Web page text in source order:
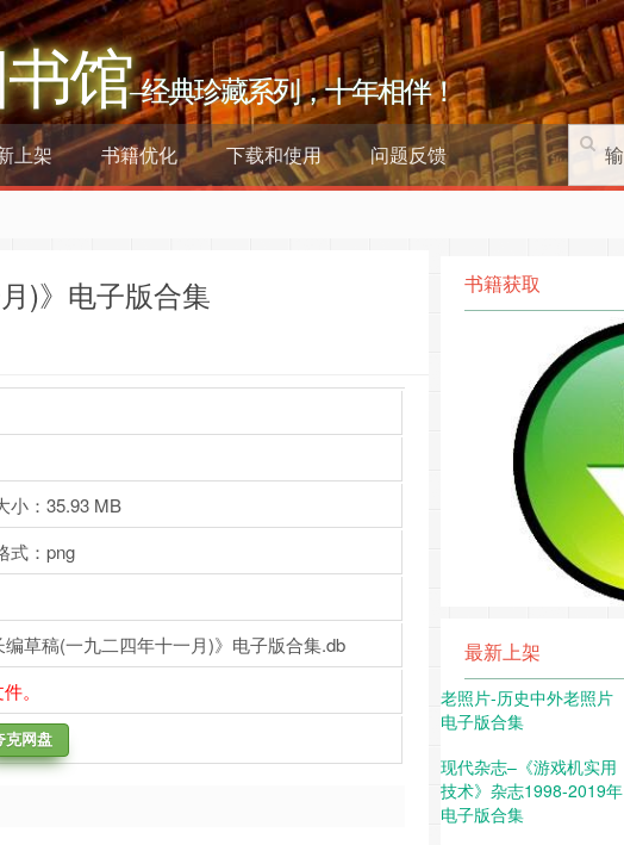
馆–经典珍藏系列，十年相伴！
上架 书籍优化 下载和使用 问题反馈
)》电子版合集
小：35.93 MB
式：png
草稿(一九二四年十一月)》电子版合集.db
。
克网盘
书籍获取
最新上架
老照片-历史中外老照片
电子版合集
现代杂志–《游戏机实用
技术》杂志1998-2019年
电子版合集